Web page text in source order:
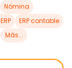
Nómina
ERP contable
Más...